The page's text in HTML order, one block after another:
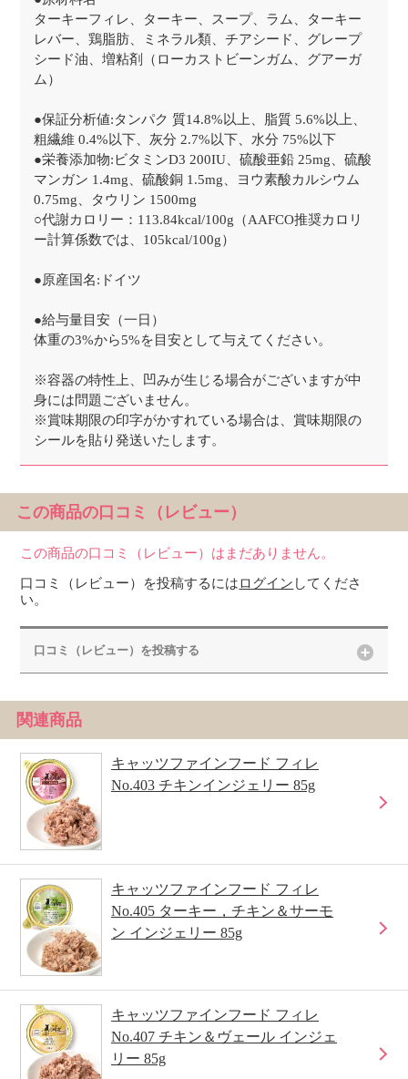
ターキーフィレ、ターキー、スープ、ラム、ターキー
レバー、鶏脂肪、ミネラル類、チアシード、グレープ
シード油、増粘剤（ローカストビーンガム、グアーガ
ム）
●保証分析値:タンパク 質14.8%以上、脂質 5.6%以上、
粗繊維 0.4%以下、灰分 2.7%以下、水分 75%以下
●栄養添加物:ビタミンD3 200IU、硫酸亜鉛 25mg、硫酸
マンガン 1.4mg、硫酸銅 1.5mg、ヨウ素酸カルシウム
0.75mg、タウリン 1500mg
○代謝カロリー：113.84kcal/100g（AAFCO推奨カロリ
ー計算係数では、105kcal/100g）
●原産国名:ドイツ
●給与量目安（一日）
体重の3%から5%を目安として与えてください。
※容器の特性上、凹みが生じる場合がございますが中
身には問題ございません。
※賞味期限の印字がかすれている場合は、賞味期限の
シールを貼り発送いたします。
この商品の口コミ（レビュー）
この商品の口コミ（レビュー）はまだありません。
口コミ（レビュー）を投稿するにはログイン してくださ
い。
口コミ（レビュー）を投稿する
関連商品
キャッツファインフード フィレ
No.403 チキンインジェリー 85g
キャッツファインフード フィレ
No.405 ターキー，チキン＆サーモ
ン インジェリー 85g
キャッツファインフード フィレ
No.407 チキン＆ヴェール インジェ
リー 85g